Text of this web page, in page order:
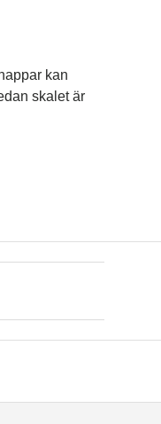
kan
skalet är